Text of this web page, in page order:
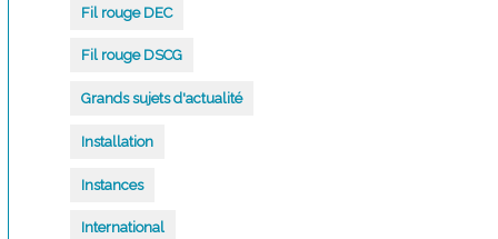
Fil rouge DEC
Fil rouge DSCG
Grands sujets d'actualité
Installation
Instances
International